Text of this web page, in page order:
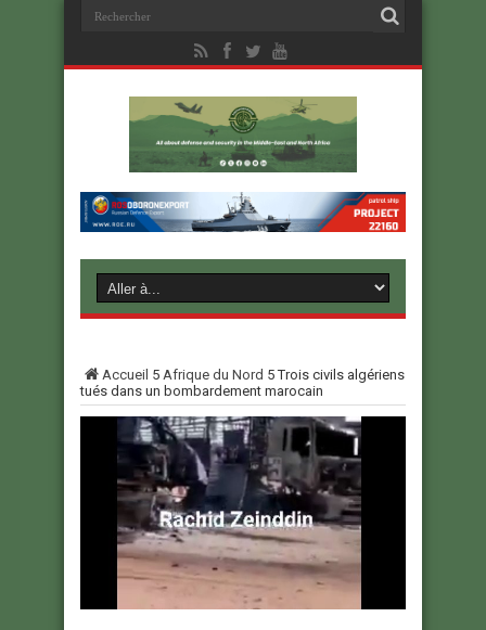
Accueil 5 Afrique du Nord 5Trois civils algériens
tués dans un bombardement marocain